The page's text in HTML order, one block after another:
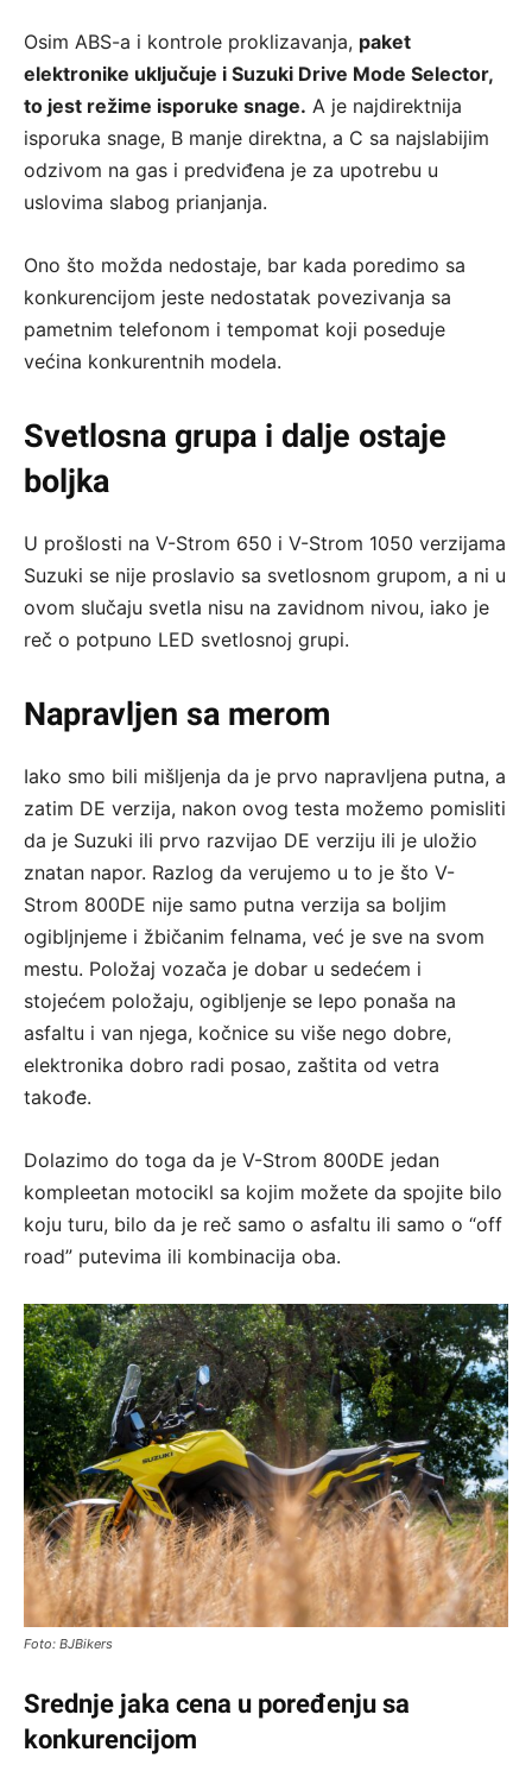
Osim ABS-a i kontrole proklizavanja, paket
elektronike uključuje i Suzuki Drive Mode Selector,
to jest režime isporuke snage. A je najdirektnija
isporuka snage, B manje direktna, a C sa najslabijim
odzivom na gas i predviđena je za upotrebu u
uslovima slabog prianjanja.
Ono što možda nedostaje, bar kada poredimo sa
konkurencijom jeste nedostatak povezivanja sa
pametnim telefonom i tempomat koji poseduje
većina konkurentnih modela.
Svetlosna grupa i dalje ostaje
boljka
U prošlosti na V-Strom 650 i V-Strom 1050 verzijama
Suzuki se nije proslavio sa svetlosnom grupom, a ni u
ovom slučaju svetla nisu na zavidnom nivou, iako je
reč o potpuno LED svetlosnoj grupi.
Napravljen sa merom
Iako smo bili mišljenja da je prvo napravljena putna, a
zatim DE verzija, nakon ovog testa možemo pomisliti
da je Suzuki ili prvo razvijao DE verziju ili je uložio
znatan napor. Razlog da verujemo u to je što V-
Strom 800DE nije samo putna verzija sa boljim
ogibljnjeme i žbičanim felnama, već je sve na svom
mestu. Položaj vozača je dobar u sedećem i
stojećem položaju, ogibljenje se lepo ponaša na
asfaltu i van njega, kočnice su više nego dobre,
elektronika dobro radi posao, zaštita od vetra
takođe.
Dolazimo do toga da je V-Strom 800DE jedan
kompleetan motocikl sa kojim možete da spojite bilo
koju turu, bilo da je reč samo o asfaltu ili samo o “off
road” putevima ili kombinacija oba.
Foto: BJBikers
Srednje jaka cena u poređenju sa
konkurencijom